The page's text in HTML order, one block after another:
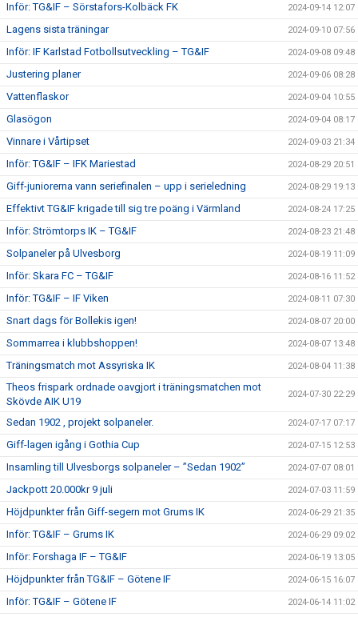
Inför: TG&IF – Sörstafors-Kolbäck FK 2024-09-14 12:07
Lagens sista träningar 2024-09-10 07:56
Inför: IF Karlstad Fotbollsutveckling – TG&IF 2024-09-08 09:48
Justering planer 2024-09-06 08:28
Vattenflaskor 2024-09-04 10:55
Glasögon 2024-09-04 08:17
Vinnare i Vårtipset 2024-09-03 21:34
Inför: TG&IF – IFK Mariestad 2024-08-29 20:51
Giff-juniorerna vann seriefinalen – upp i serieledning 2024-08-29 19:13
Effektivt TG&IF krigade till sig tre poäng i Värmland 2024-08-24 17:25
Inför: Strömtorps IK – TG&IF 2024-08-23 21:48
Solpaneler på Ulvesborg 2024-08-19 11:09
Inför: Skara FC – TG&IF 2024-08-16 11:52
Inför: TG&IF – IF Viken 2024-08-11 07:30
Snart dags för Bollekis igen! 2024-08-07 20:00
Sommarrea i klubbshoppen! 2024-08-07 13:48
Träningsmatch mot Assyriska IK 2024-08-04 11:38
Theos frispark ordnade oavgjort i träningsmatchen mot
Skövde AIK U19
2024-07-30 22:29
Sedan 1902 , projekt solpaneler. 2024-07-17 07:17
Giff-lagen igång i Gothia Cup 2024-07-15 12:53
Insamling till Ulvesborgs solpaneler – ”Sedan 1902” 2024-07-07 08:01
Jackpott 20.000kr 9 juli 2024-07-03 11:59
Höjdpunkter från Giff-segern mot Grums IK 2024-06-29 21:35
Inför: TG&IF – Grums IK 2024-06-29 09:02
Inför: Forshaga IF – TG&IF 2024-06-19 13:05
Höjdpunkter från TG&IF – Götene IF 2024-06-15 16:07
Inför: TG&IF – Götene IF 2024-06-14 11:02